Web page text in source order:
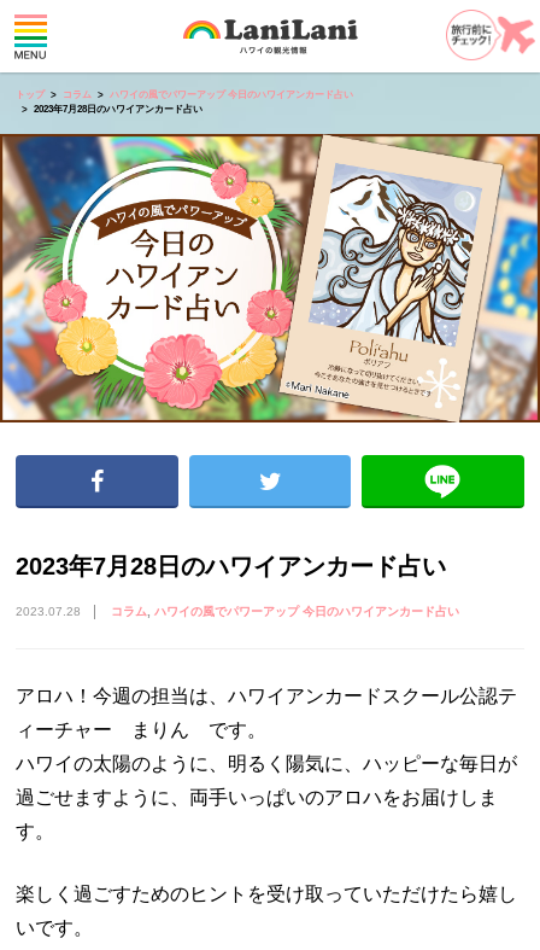
トップ コラム
ハワイの風でパワーアップ 今日のハワイアンカード占い
2023年7月28日のハワイアンカード占い
2023年7月28日のハワイアンカード占い
2023.07.28 コラム ハワイの風でパワーアップ 今日のハワイアンカード占い
アロハ！今週の担当は、ハワイアンカードスクール公認テ
ィーチャー まりん です。
ハワイの太陽のように、明るく陽気に、ハッピーな毎日が
過ごせますように、両手いっぱいのアロハをお届けしま
す。
楽しく過ごすためのヒントを受け取っていただけたら嬉し
いです。